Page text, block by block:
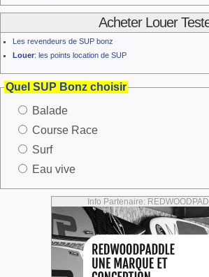
Acheter Louer
Les revendeurs de SUP bonz
Louer: les points location de SUP
Quel SUP Bonz choisir
Balade
Course Race
Surf
Eau vive
Info Partenaire: